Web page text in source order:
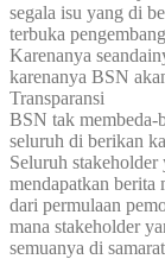
segala isu yang di
terbuka
Karenanya
karenanya BSN
Transparansi
BSN tak membeda-
seluruh di berikan
Seluruh
mendapatkan berita
dari permulaan
mana stakeholder
semuanya di